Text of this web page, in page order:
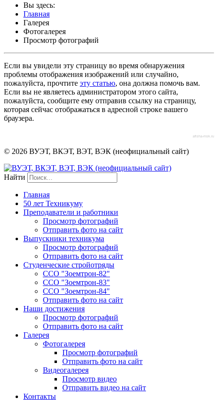
Вы здесь:
Главная
Галерея
Фотогалерея
Просмотр фотографий
Если вы увидели эту страницу во время обнаружения
проблемы отображения изображений или случайно,
пожалуйста, прочтите эту статью, она должна помочь вам.
Если вы не являетесь администратором этого сайта,
пожалуйста, сообщите ему отправив ссылку на страницу,
которая сейчас отображаться в адресной строке вашего
браузера.
afisha-msk.ru
© 2026 ВУЭТ, ВКЭТ, ВЭТ, ВЭК (неофициальный сайт)
Найти
Главная
50 лет Техникуму
Преподаватели и работники
Просмотр фотографий
Отправить фото на сайт
Выпускники техникума
Просмотр фотографий
Отправить фото на сайт
Студенческие стройотряды
ССО "Зоемтрон-82"
ССО "Зоемтрон-83"
ССО "Зоемтрон-84"
Отправить фото на сайт
Наши достижения
Просмотр фотографий
Отправить фото на сайт
Галерея
Фотогалерея
Просмотр фотографий
Отправить фото на сайт
Видеогалерея
Просмотр видео
Отправить видео на сайт
Контакты